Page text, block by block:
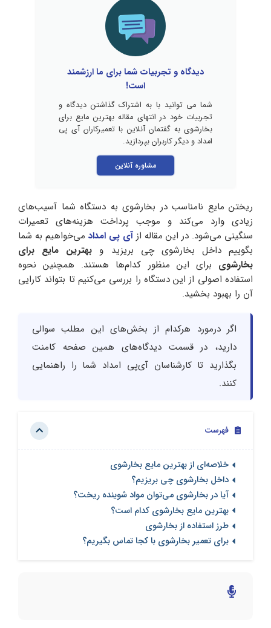
دیدگاه و تجربیات شما برای ما ارزشمند
است!
شما می توانید با به اشتراک گذاشتن دیدگاه و
تجربیات خود در انتهای مقاله بهترین مایع برای
بخارشوی به گفتمان آنلاین با تعمیرکاران آی پی
امداد و دیگر کاربران بپردازید.
مشاوره آنلاین
ریختن مایع نامناسب در بخارشوی به دستگاه شما آسیب‌های
زیادی وارد می‌کند و موجب پرداخت هزینه‌های تعمیرات
سنگینی می‌شود. در این مقاله از آی‌ پی امداد می‌خواهیم به شما
بگوییم داخل بخارشوی چی بریزید و بهترین مایع برای
بخارشوی برای این منظور کدام‌ها هستند. همچنین نحوه
استفاده اصولی از این دستگاه را بررسی می‌کنیم تا بتواند کارایی
آن را بهبود بخشید.
اگر درمورد هرکدام از بخش‌های این مطلب سوالی
دارید، در قسمت دیدگاه‌های همین صفحه کامنت
بگذارید تا کارشناسان آی‌پی امداد شما را راهنمایی
کنند.
فهرست
خلاصه‌ای از بهترین مایع بخارشوی
داخل بخارشوی چی بریزیم؟
آیا در بخارشوی می‌توان مواد شوینده ریخت؟
بهترین مایع بخارشوی کدام است؟
طرز استفاده از بخارشوی
برای تعمیر بخارشوی با کجا تماس بگیریم؟